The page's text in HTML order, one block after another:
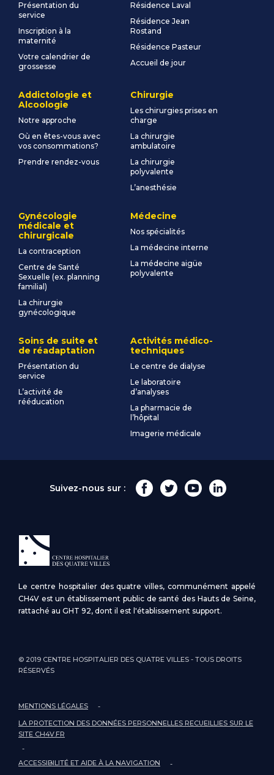
Présentation du
service
Inscription à la
maternité
Votre calendrier de
grossesse
Résidence Laval
Résidence Jean
Rostand
Résidence Pasteur
Accueil de jour
Addictologie et
Alcoologie
Notre approche
Où en êtes-vous avec
vos consommations?
Prendre rendez-vous
Chirurgie
Les chirurgies prises en
charge
La chirurgie
ambulatoire
La chirurgie
polyvalente
L’anesthésie
Gynécologie
médicale et
chirurgicale
La contraception
Centre de Santé
Sexuelle (ex. planning
familial)
La chirurgie
gynécologique
Médecine
Nos spécialités
La médecine interne
La médecine aigüe
polyvalente
Soins de suite et
de réadaptation
Présentation du
service
L’activité de
rééducation
Activités médico-
techniques
Le centre de dialyse
Le laboratoire
d’analyses
La pharmacie de
l’hôpital
Imagerie médicale
Suivez-nous sur :
Le centre hospitalier des quatre villes, communément appelé
CH4V est un établissement public de santé des Hauts de Seine,
rattaché au GHT 92, dont il est l'établissement support.
© 2019 CENTRE HOSPITALIER DES QUATRE VILLES - TOUS DROITS
RÉSERVÉS
MENTIONS LÉGALES
LA PROTECTION DES DONNÉES PERSONNELLES RECUEILLIES SUR LE
SITE CH4V.FR
ACCESSIBILITÉ ET AIDE À LA NAVIGATION